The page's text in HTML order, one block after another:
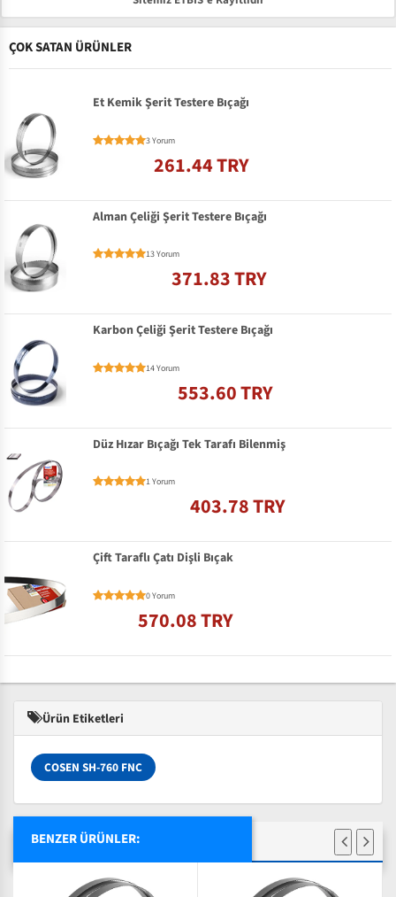
ÇOK SATAN ÜRÜNLER
Et Kemik Şerit Testere Bıçağı
3 Yorum
261.44 TRY
Alman Çeliği Şerit Testere Bıçağı
13 Yorum
371.83 TRY
Karbon Çeliği Şerit Testere Bıçağı
14 Yorum
553.60 TRY
Düz Hızar Bıçağı Tek Tarafı Bilenmiş
1 Yorum
403.78 TRY
Çift Taraflı Çatı Dişli Bıçak
0 Yorum
570.08 TRY
Ürün Etiketleri
COSEN SH-760 FNC
BENZER ÜRÜNLER: